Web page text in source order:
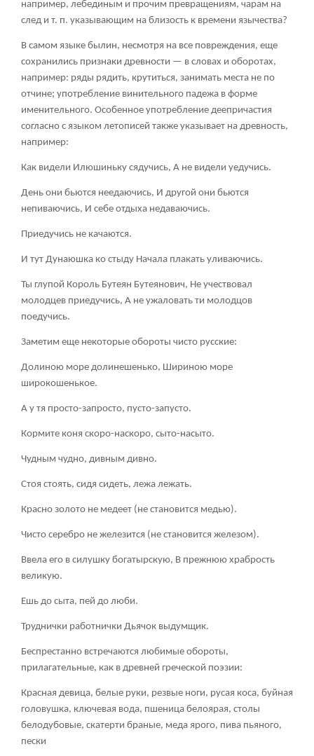
например, лебединым и прочим превращениям, чарам на
след и т. п. указывающим на близость к времени язычества?
В самом языке былин, несмотря на все повреждения, еще
сохранились признаки древности — в словах и оборотах,
например: ряды рядить, крутиться, занимать места не по
отчине; употребление винительного падежа в форме
именительного. Особенное употребление деепричастия
согласно с языком летописей также указывает на древность,
например:
Как видели Илюшиньку сядучись, А не видели уедучись.
День они бьются неедаючись, И другой они бьются
непиваючись, И себе отдыха недаваючись.
Приедучись не качаются.
И тут Дунаюшка ко стыду Начала плакать уливаючись.
Ты глупой Король Бутеян Бутеянович, Не учествовал
молодцев приедучись, А не ужаловать ти молодцов
поедучись.
Заметим еще некоторые обороты чисто русские:
Долиною море долинешенько, Шириною море
широкошенькое.
А у тя просто-запросто, пусто-запусто.
Кормите коня скоро-наскоро, сыто-насыто.
Чудным чудно, дивным дивно.
Стоя стоять, сидя сидеть, лежа лежать.
Красно золото не медеет (не становится медью).
Чисто серебро не железится (не становится железом).
Ввела его в силушку богатырскую, В прежнюю храбрость
великую.
Ешь до сыта, пей до люби.
Труднички работнички Дьячок выдумщик.
Беспрестанно встречаются любимые обороты,
прилагательные, как в древней греческой поэзии:
Красная девица, белые руки, резвые ноги, русая коса, буйная
головушка, ключевая вода, пшеница белоярая, столы
белодубовые, скатерти браные, меда ярого, пива пьяного,
пески